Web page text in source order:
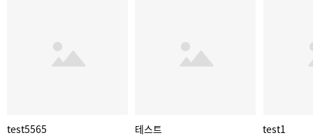
test5565
테스트
test1